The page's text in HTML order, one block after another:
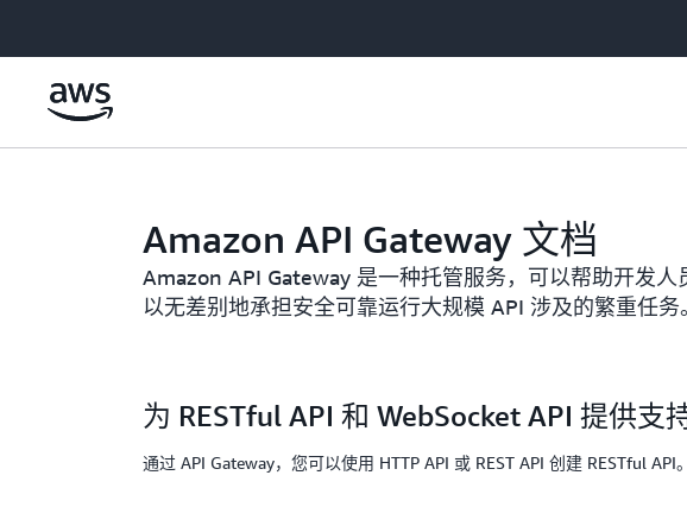
Amazon API Gateway 文档
Amazon API Gateway ​是一种托管服务，可以帮助开发
以无差别地承担安全可靠运行大规模 API 涉及的繁重任务。
为 RESTful API 和 WebSocket API 提供支
通过 API Gateway，您可以使用 HTTP API 或 REST API 创建 RESTful API。